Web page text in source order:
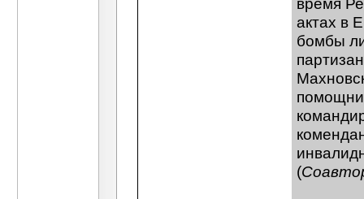
актах в
бомбы
(